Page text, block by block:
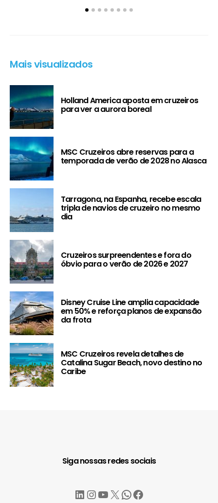
Mais visualizados
Holland America aposta em cruzeiros
para ver a aurora boreal
MSC Cruzeiros abre reservas para a
temporada de verão de 2028 no Alasca
Tarragona, na Espanha, recebe escala
tripla de navios de cruzeiro no mesmo
dia
Cruzeiros surpreendentes e fora do
óbvio para o verão de 2026 e 2027
Disney Cruise Line amplia capacidade
em 50% e reforça planos de expansão
da frota
MSC Cruzeiros revela detalhes de
Catalina Sugar Beach, novo destino no
Caribe
Siga nossas redes sociais
LinkedIn
Instagram
YouTube
X WhatsApp
Facebook